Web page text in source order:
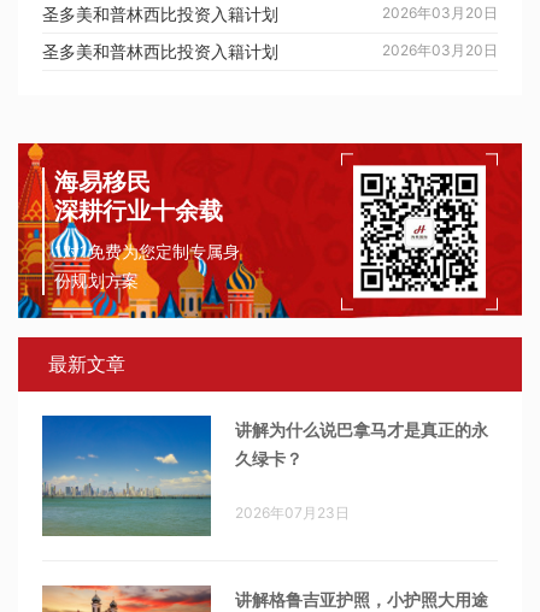
2026年03月20日
圣多美和普林西比投资入籍计划
2026年03月20日
圣多美和普林西比投资入籍计划
海易移民
深耕行业十余载
1对1免费为您定制专属身
份规划方案
最新文章
讲解为什么说巴拿马才是真正的永
久绿卡？
2026年07月23日
讲解格鲁吉亚护照，小护照大用途